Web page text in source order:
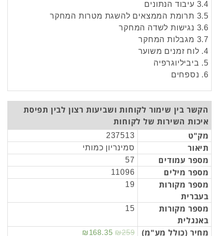
3.4 עיבוד הנתונים
3.5 תרומת הממצאים להשגת מטרות המחקר
3.6 נגישות לשדה המחקר
3.7 מגבלות המחקר
4. לוח זמנים משוער
5. ביביליוגרפיה
6. נספחים
הקשר בין שימור לקוחות ושביעות רצון לבין תפיסת
איכות השירות של לקוחות
מק"ט
237513
תיאור סמינריון כמותי
מספר עמודים 57
מספר מילים 11096
מספר מקורות
בעברית
19
מספר מקורות
באנגלית
15
מחיר (כולל מע"מ) ₪168.35 ₪259